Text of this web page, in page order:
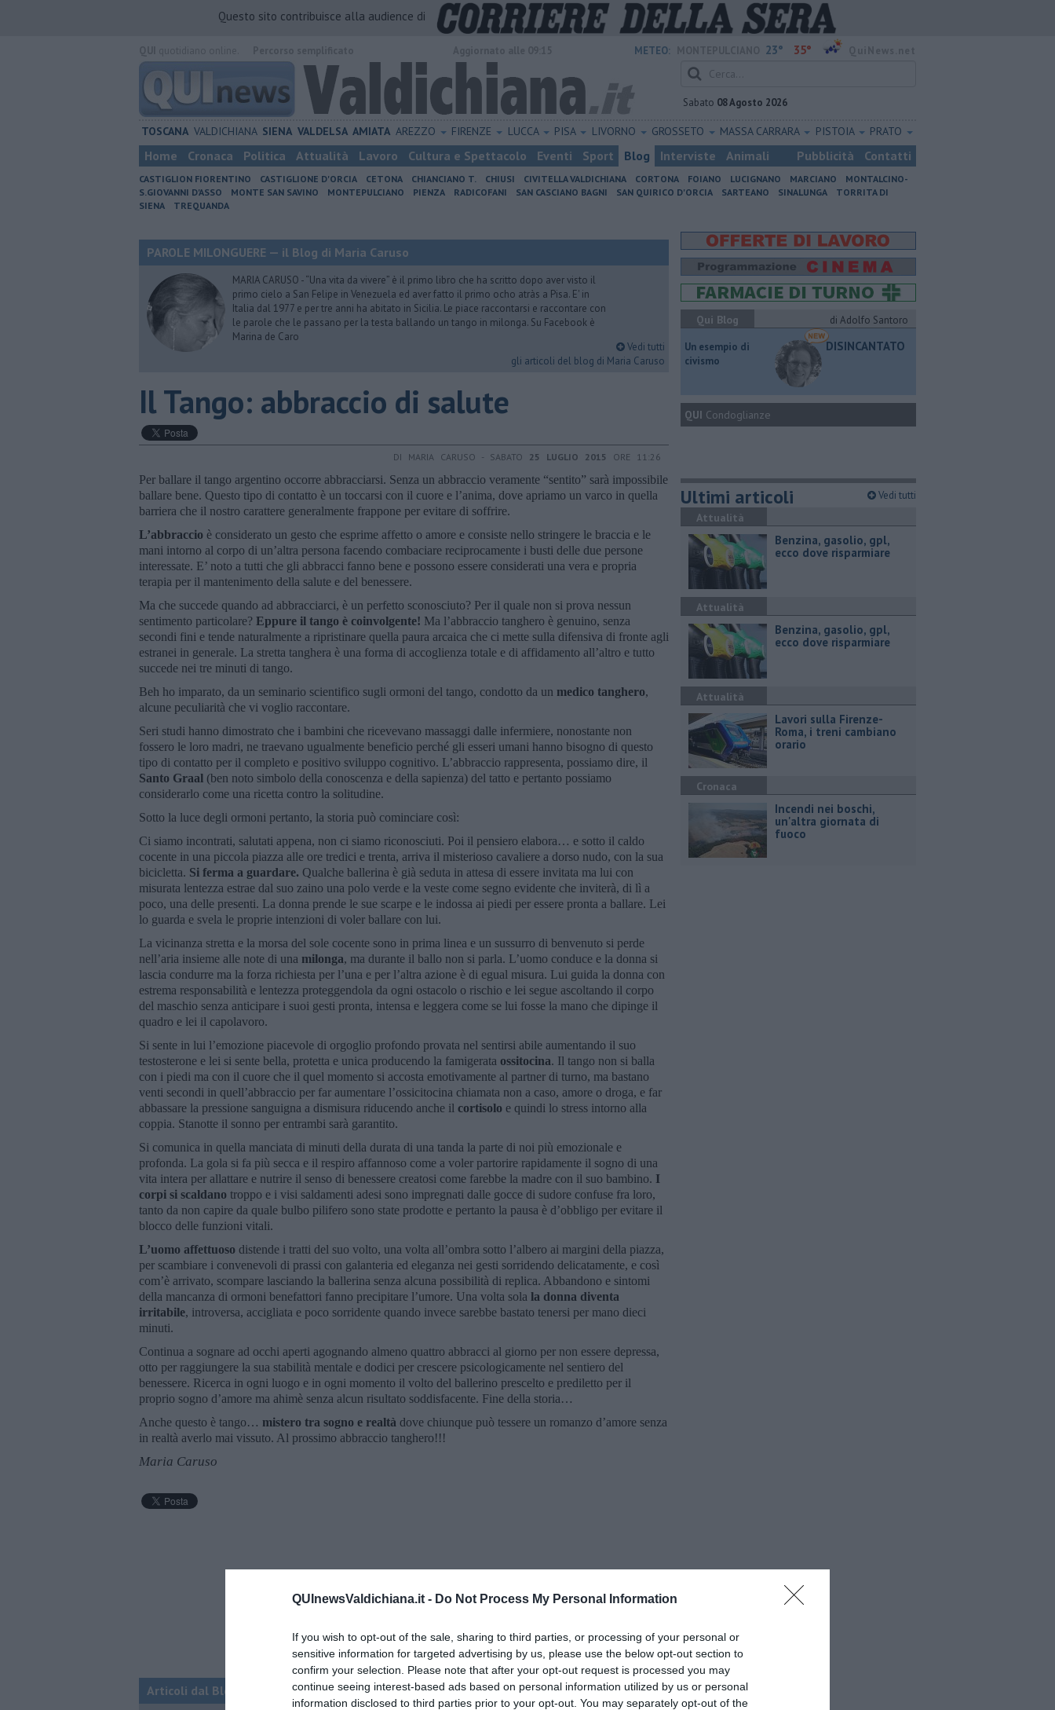
QUInewsValdichiana.it - Do Not Process My Personal Information
If you wish to opt-out of the sale, sharing to third parties, or processing of your personal or
sensitive information for targeted advertising by us, please use the below opt-out section to
confirm your selection. Please note that after your opt-out request is processed you may
continue seeing interest-based ads based on personal information utilized by us or personal
information disclosed to third parties prior to your opt-out. You may separately opt-out of the
Questo sito contribuisce alla audience di
METEO: 23° 35°
Sabato 08 Agosto 2026
TOSCANA VALDICHIANA SIENA VALDELSA AMIATA AREZZO FIRENZE LUCCA PISA LIVORNO GROSSETO MASSA CARRARA PISTOIA PRATO
Home Cronaca Politica Attualità Lavoro Cultura e Spettacolo Eventi Sport Blog Interviste Animali Pubblicità Contatti
CASTIGLION FIORENTINO CASTIGLIONE D'ORCIA CETONA CHIANCIANO T. CHIUSI CIVITELLA VALDICHIANA CORTONA FOIANO LUCIGNANO MARCIANO
MONTALCINO-
S.GIOVANNI D'ASSO
MONTE SAN SAVINO MONTEPULCIANO PIENZA RADICOFANI SAN CASCIANO BAGNI SAN QUIRICO D'ORCIA SARTEANO SINALUNGA
TORRITA DI
SIENA
TREQUANDA
PAROLE MILONGUERE — il Blog di Maria Caruso
MARIA CARUSO - “Una vita da vivere” è il primo libro che ha scritto dopo aver visto il
primo cielo a San Felipe in Venezuela ed aver fatto il primo ocho atràs a Pisa. E' in
Italia dal 1977 e per tre anni ha abitato in Sicilia. Le piace raccontarsi e raccontare con
le parole che le passano per la testa ballando un tango in milonga. Su Facebook è
Marina de Caro
Vedi tutti
gli articoli del blog di Maria Caruso
Il Tango: abbraccio di salute
DI MARIA CARUSO - SABATO 25 LUGLIO 2015 ORE 11:26
Per ballare il tango argentino occorre abbracciarsi. Senza un abbraccio veramente “sentito” sarà impossibile
ballare bene. Questo tipo di contatto è un toccarsi con il cuore e l’anima, dove apriamo un varco in quella
barriera che il nostro carattere generalmente frappone per evitare di soffrire.
L’abbraccio è considerato un gesto che esprime affetto o amore e consiste nello stringere le braccia e le
mani intorno al corpo di un’altra persona facendo combaciare reciprocamente i busti delle due persone
interessate. E’ noto a tutti che gli abbracci fanno bene e possono essere considerati una vera e propria
terapia per il mantenimento della salute e del benessere.
Ma che succede quando ad abbracciarci, è un perfetto sconosciuto? Per il quale non si prova nessun
sentimento particolare? Eppure il tango è coinvolgente! Ma l’abbraccio tanghero è genuino, senza
secondi fini e tende naturalmente a ripristinare quella paura arcaica che ci mette sulla difensiva di fronte agli
estranei in generale. La stretta tanghera è una forma di accoglienza totale e di affidamento all’altro e tutto
succede nei tre minuti di tango.
Beh ho imparato, da un seminario scientifico sugli ormoni del tango, condotto da un medico tanghero,
alcune peculiarità che vi voglio raccontare.
Seri studi hanno dimostrato che i bambini che ricevevano massaggi dalle infermiere, nonostante non
fossero le loro madri, ne traevano ugualmente beneficio perché gli esseri umani hanno bisogno di questo
tipo di contatto per il completo e positivo sviluppo cognitivo. L’abbraccio rappresenta, possiamo dire, il
Santo Graal (ben noto simbolo della conoscenza e della sapienza) del tatto e pertanto possiamo
considerarlo come una ricetta contro la solitudine.
Sotto la luce degli ormoni pertanto, la storia può cominciare così:
Ci siamo incontrati, salutati appena, non ci siamo riconosciuti. Poi il pensiero elabora… e sotto il caldo
cocente in una piccola piazza alle ore tredici e trenta, arriva il misterioso cavaliere a dorso nudo, con la sua
bicicletta. Si ferma a guardare. Qualche ballerina è già seduta in attesa di essere invitata ma lui con
misurata lentezza estrae dal suo zaino una polo verde e la veste come segno evidente che inviterà, di lì a
poco, una delle presenti. La donna prende le sue scarpe e le indossa ai piedi per essere pronta a ballare. Lei
lo guarda e svela le proprie intenzioni di voler ballare con lui.
La vicinanza stretta e la morsa del sole cocente sono in prima linea e un sussurro di benvenuto si perde
nell’aria insieme alle note di una milonga, ma durante il ballo non si parla. L’uomo conduce e la donna si
lascia condurre ma la forza richiesta per l’una e per l’altra azione è di egual misura. Lui guida la donna con
estrema responsabilità e lentezza proteggendola da ogni ostacolo o rischio e lei segue ascoltando il corpo
del maschio senza anticipare i suoi gesti pronta, intensa e leggera come se lui fosse la mano che dipinge il
quadro e lei il capolavoro.
Si sente in lui l’emozione piacevole di orgoglio profondo provata nel sentirsi abile aumentando il suo
testosterone e lei si sente bella, protetta e unica producendo la famigerata ossitocina. Il tango non si balla
con i piedi ma con il cuore che il quel momento si accosta emotivamente al partner di turno, ma bastano
venti secondi in quell’abbraccio per far aumentare l’ossicitocina chiamata non a caso, amore o droga, e far
abbassare la pressione sanguigna a dismisura riducendo anche il cortisolo e quindi lo stress intorno alla
coppia. Stanotte il sonno per entrambi sarà garantito.
Si comunica in quella manciata di minuti della durata di una tanda la parte di noi più emozionale e
profonda. La gola si fa più secca e il respiro affannoso come a voler partorire rapidamente il sogno di una
vita intera per allattare e nutrire il senso di benessere creatosi come farebbe la madre con il suo bambino. I
corpi si scaldano troppo e i visi saldamenti adesi sono impregnati dalle gocce di sudore confuse fra loro,
tanto da non capire da quale bulbo pilifero sono state prodotte e pertanto la pausa è d’obbligo per evitare il
blocco delle funzioni vitali.
L’uomo affettuoso distende i tratti del suo volto, una volta all’ombra sotto l’albero ai margini della piazza,
per scambiare i convenevoli di prassi con galanteria ed eleganza nei gesti sorridendo delicatamente, e così
com’è arrivato, scompare lasciando la ballerina senza alcuna possibilità di replica. Abbandono e sintomi
della mancanza di ormoni benefattori fanno precipitare l’umore. Una volta sola la donna diventa
irritabile, introversa, accigliata e poco sorridente quando invece sarebbe bastato tenersi per mano dieci
minuti.
Continua a sognare ad occhi aperti agognando almeno quattro abbracci al giorno per non essere depressa,
otto per raggiungere la sua stabilità mentale e dodici per crescere psicologicamente nel sentiero del
benessere. Ricerca in ogni luogo e in ogni momento il volto del ballerino prescelto e prediletto per il
proprio sogno d’amore ma ahimè senza alcun risultato soddisfacente. Fine della storia…
Anche questo è tango… mistero tra sogno e realtà dove chiunque può tessere un romanzo d’amore senza
in realtà averlo mai vissuto. Al prossimo abbraccio tanghero!!!
Maria Caruso
Articoli dal Blog “Parole milonguere” di Maria Caruso
Qui Blog
di Adolfo Santoro
​Un esempio di
civismo
DISINCANTATO
QUI Condoglianze
Ultimi articoli Vedi tutti
Attualità
​Benzina, gasolio, gpl,
ecco dove risparmiare
Attualità
​Benzina, gasolio, gpl,
ecco dove risparmiare
Attualità
Lavori sulla Firenze-
Roma, i treni cambiano
orario
Cronaca
Incendi nei boschi,
un'altra giornata di
fuoco